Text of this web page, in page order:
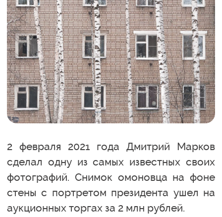
2 февраля 2021 года Дмитрий Марков
сделал одну из самых известных своих
фотографий. Снимок омоновца на фоне
стены с портретом президента ушел на
аукционных торгах за 2 млн рублей.